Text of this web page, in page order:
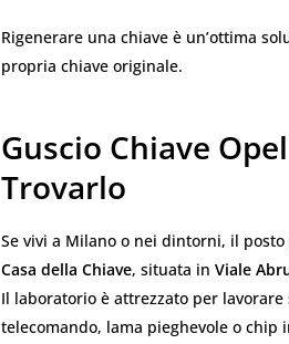
Rigenerare una chiave è un’ottima
propria chiave originale.
Guscio Chiave
Trovarlo
Se vivi a Milano o nei dintorni, il
Casa della Chiave, situata in Viale
Il laboratorio è attrezzato per
telecomando, lama pieghevole o chip